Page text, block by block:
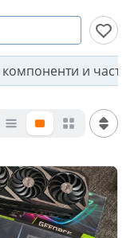
и части